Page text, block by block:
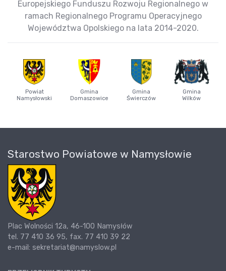
Europejskiego Funduszu Rozwoju Regionalnego w
ramach Regionalnego Programu Operacyjnego
Województwa Opolskiego na lata 2014-2020.
Powiat
Namysłowski
Gmina
Domaszowice
Gmina
Świerczów
Gmina
Wilków
Starostwo Powiatowe w Namysłowie
Plac Wolności 12a, 46-100 Namysłów
tel. 77 410 36 95, fax. 77 410 39 22
e-mail: sekretariat@namyslow.pl